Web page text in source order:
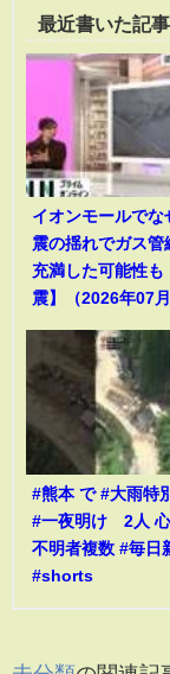
最近書いた記事
イオンモールで
震の揺れでガス管
充満した可能性も
震】（2026年07月
#熊本 で #大雨特
#一夜明け 2人 心
不明者複数 #毎日
#shorts